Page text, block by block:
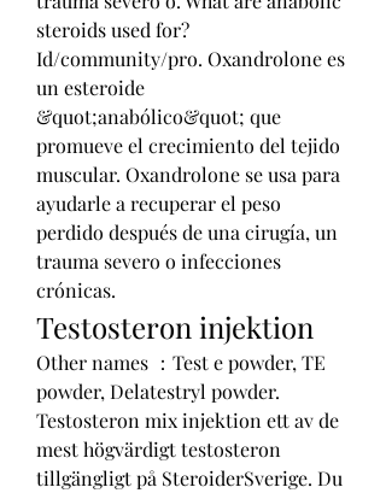
steroids used for?
Id/community/pro. Oxandrolone es
un esteroide
&quot;anabólico&quot; que
promueve el crecimiento del tejido
muscular. Oxandrolone se usa para
ayudarle a recuperar el peso
perdido después de una cirugía, un
trauma severo o infecciones
crónicas.
Testosteron injektion
Other names ：Test e powder, TE
powder, Delatestryl powder.
Testosteron mix injektion ett av de
mest högvärdigt testosteron
tillgängligt på SteroiderSverige. Du